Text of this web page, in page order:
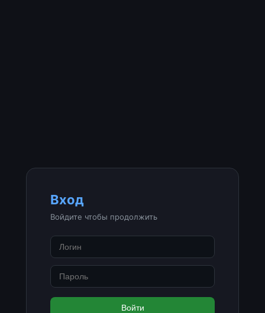
Вход
Войдите чтобы продолжить
Войти